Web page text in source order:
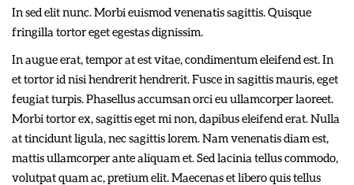
In sed elit nunc. Morbi euismod venenatis sagittis. Quisque
fringilla tortor eget egestas dignissim.
In augue erat, tempor at est vitae, condimentum eleifend est. In
et tortor id nisi hendrerit hendrerit. Fusce in sagittis mauris, eget
feugiat turpis. Phasellus accumsan orci eu ullamcorper laoreet.
Morbi tortor ex, sagittis eget mi non, dapibus eleifend erat. Nulla
at tincidunt ligula, nec sagittis lorem. Nam venenatis diam est,
mattis ullamcorper ante aliquam et. Sed lacinia tellus commodo,
volutpat quam ac, pretium elit. Maecenas et libero quis tellus